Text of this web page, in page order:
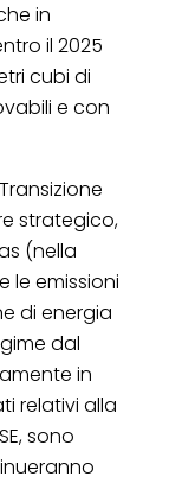
in
il 2025
cubi di
e con
strategico,
(nella
le emissioni
di energia
dal
in
relativi alla
sono